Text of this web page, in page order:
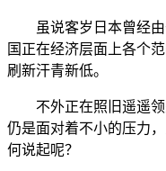
虽说客岁日本曾经由
国正在经济层面上各个
刷新汗青新低。
不外正在照旧遥遥领
仍是面对着不小的压力
何说起呢？